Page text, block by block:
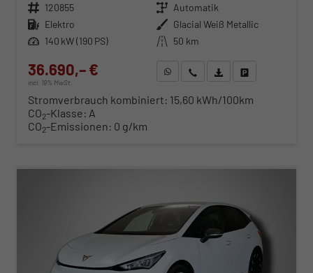
Fahrzeugnr. 120855 Getriebe Automatik
Kraftstoff Elektro Außenfarbe Glacial Weiß Metallic
Leistung 140 kW (190 PS) Kilometerstand 50 km
36.690,– €
incl. 19% MwSt.
WhatsApp anfragen
Wir rufen Sie anFahrzeugexposé (PDF)
Stromverbrauch kombiniert: 15,60 kWh/100km
CO2-Klasse: A
CO2-Emissionen: 0 g/km